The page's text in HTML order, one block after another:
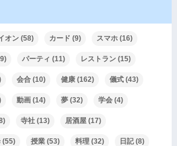
オン(58) カード (9) スマホ(16)
パーティ (11) レストラン(15)
会合(10) 健康(162) 儀式(43)
動画(14) 夢(32) 学会(4)
寺社(13) 居酒屋(17)
(55) 授業(53) 料理(32) 日記(8)